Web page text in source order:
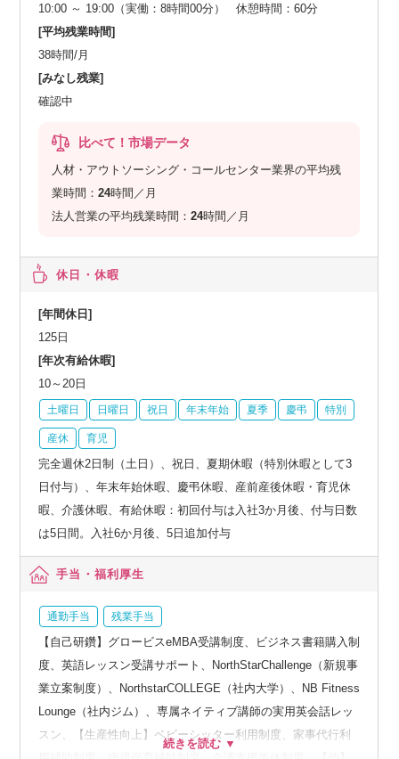
10:00 ～ 19:00（実働：8時間00分） 休憩時間：60分
[平均残業時間]
38時間/月
[みなし残業]
確認中
比べて！市場データ
人材・アウトソーシング・コールセンター業界の平均残
業時間：24時間／月
法人営業の平均残業時間：24時間／月
休日・休暇
[年間休日]
125日
[年次有給休暇]
10～20日
土曜日 日曜日 祝日 年末年始 夏季 慶弔 特別
産休 育児
完全週休2日制（土日）、祝日、夏期休暇（特別休暇として3
日付与）、年末年始休暇、慶弔休暇、産前産後休暇・育児休
暇、介護休暇、有給休暇：初回付与は入社3か月後、付与日数
は5日間。入社6か月後、5日追加付与
手当・福利厚生
通勤手当 残業手当
【自己研鑽】グロービスeMBA受講制度、ビジネス書籍購入制
度、英語レッスン受講サポート、NorthStarChallenge（新規事
業立案制度）、NorthstarCOLLEGE（社内大学）、NB Fitness
Lounge（社内ジム）、専属ネイティブ講師の実用英会話レッ
スン、【生産性向上】ベビーシッター利用制度、家事代行利